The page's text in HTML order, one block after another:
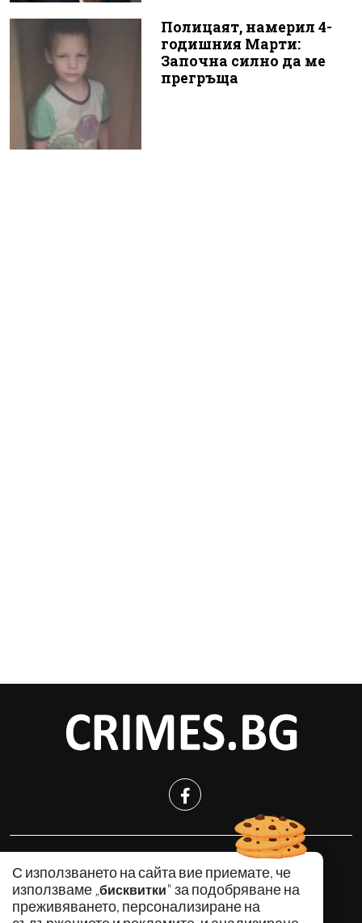
Полицаят, намерил 4-
годишния Марти:
Започна силно да ме
прегръща
С използването на сайта вие приемате, че
използваме „бисквитки" за подобряване на
преживяването, персонализиране на
КРИМИНАЛНО
ИНЦИДЕНТИ
АНАЛИЗИ